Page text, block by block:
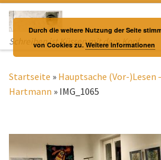
Zum Inhalt springen
Schreiben ist Küssen mit dem Kopf
Startseite » Hauptsache (Vor-)Lesen
Hartmann » IMG_1065
Durch die weitere Nutzung der Seite
von Cookies zu.Weitere Informationen